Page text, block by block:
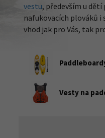
vestu, především u
nafukovacích plováků i
vhod jak pro Vás, tak
Vesty na